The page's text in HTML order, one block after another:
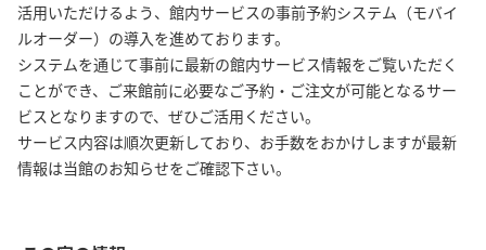
活用いただけるよう、館内サービスの事前予約システム（モバイ
ルオーダー）の導入を進めております。
システムを通じて事前に最新の館内サービス情報をご覧いただく
ことができ、ご来館前に必要なご予約・ご注文が可能となるサー
ビスとなりますので、ぜひご活用ください。
サービス内容は順次更新しており、お手数をおかけしますが最新
情報は当館のお知らせをご確認下さい。